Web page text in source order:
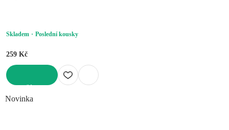
Skladem Poslední kousky
259 Kč
Novinka